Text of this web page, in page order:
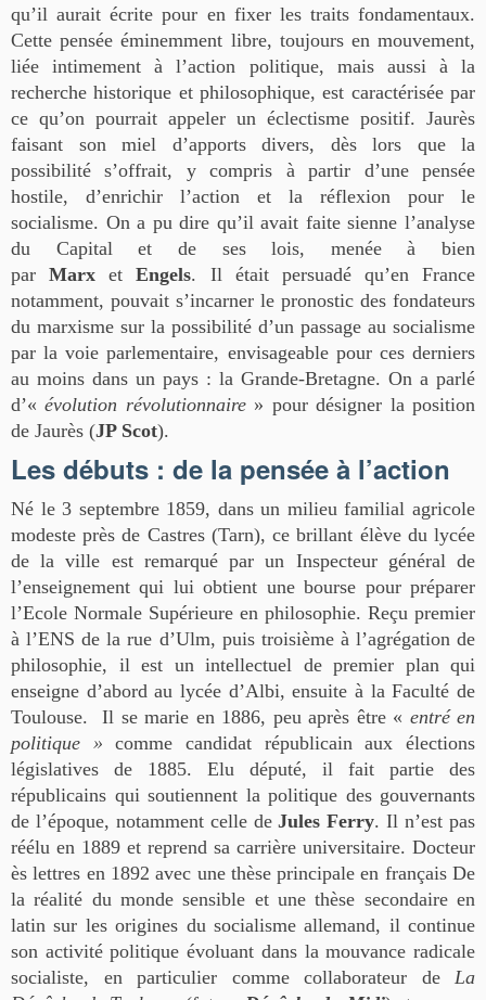
qu’il aurait écrite pour en fixer les traits fondamentaux.
Cette pensée éminemment libre, toujours en mouvement,
liée intimement à l’action politique, mais aussi à la
recherche historique et philosophique, est caractérisée par
ce qu’on pourrait appeler un éclectisme positif. Jaurès
faisant son miel d’apports divers, dès lors que la
possibilité s’offrait, y compris à partir d’une pensée
hostile, d’enrichir l’action et la réflexion pour le
socialisme. On a pu dire qu’il avait faite sienne l’analyse
du Capital et de ses lois, menée à bien
parMarx et Engels. Il était persuadé qu’en France
notamment, pouvait s’incarner le pronostic des fondateurs
du marxisme sur la possibilité d’un passage au socialisme
par la voie parlementaire, envisageable pour ces derniers
au moins dans un pays : la Grande-Bretagne. On a parlé
d’«évolution révolutionnaire» pour désigner la position
de Jaurès (JP Scot).
Les débuts : de la pensée à l’action
Né le 3 septembre 1859, dans un milieu familial agricole
modeste près de Castres (Tarn), ce brillant élève du lycée
de la ville est remarqué par un Inspecteur général de
l’enseignement qui lui obtient une bourse pour préparer
l’Ecole Normale Supérieure en philosophie. Reçu premier
à l’ENS de la rue d’Ulm, puis troisième à l’agrégation de
philosophie, il est un intellectuel de premier plan qui
enseigne d’abord au lycée d’Albi, ensuite à la Faculté de
Toulouse. Il se marie en 1886, peu après être « entré en
politique » comme candidat républicain aux élections
législatives de 1885. Elu député, il fait partie des
républicains qui soutiennent la politique des gouvernants
de l’époque, notamment celle de Jules Ferry. Il n’est pas
réélu en 1889 et reprend sa carrière universitaire. Docteur
ès lettres en 1892 avec une thèse principale en français De
la réalité du monde sensible et une thèse secondaire en
latin sur les origines du socialisme allemand, il continue
son activité politique évoluant dans la mouvance radicale
socialiste, en particulier comme collaborateur de La